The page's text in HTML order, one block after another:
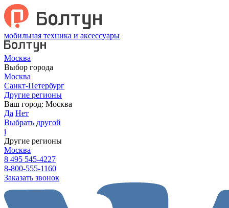
мобильная техника и аксессуары
Москва
Выбор города
Москва
Санкт-Петербург
Другие регионы
Ваш город: Москва
Да Нет
Выбрать другой
i
Другие регионы
Москва
8 495 545-4227
8-800-555-1160
Заказать звонок